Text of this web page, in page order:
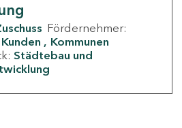
Fördernehmer:
Kommunen
Städtebau und